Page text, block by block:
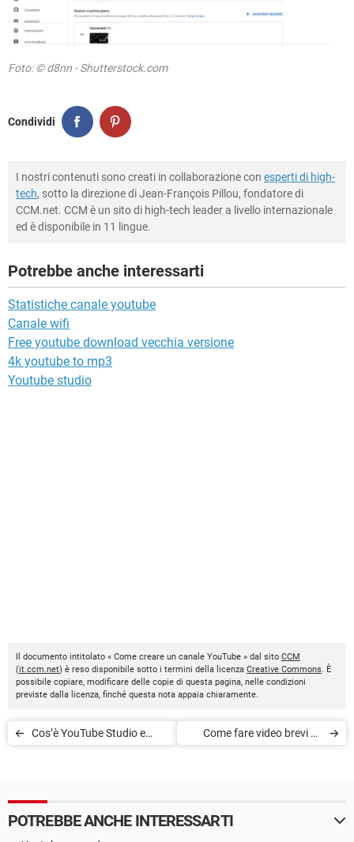
Foto: © d8nn - Shutterstock.com
Condividi
I nostri contenuti sono creati in collaborazione con esperti di high-
tech, sotto la direzione di Jean-François Pillou, fondatore di
CCM.net. CCM è un sito di high-tech leader a livello internazionale
ed è disponibile in 11 lingue.
Potrebbe anche interessarti
Statistiche canale youtube
Canale wifi
Free youtube download vecchia versione
4k youtube to mp3
Youtube studio
Il documento intitolato « Come creare un canale YouTube » dal sito CCM
(it.ccm.net) è reso disponibile sotto i termini della licenza Creative Commons. È
possibile copiare, modificare delle copie di questa pagina, nelle condizioni
previste dalla licenza, finché questa nota appaia chiaramente.
Cos’è YouTube Studio e
Come fare video brevi su
POTREBBE ANCHE INTERESSARTI